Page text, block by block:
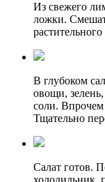
Из свежего
ложки.
растительного
В глубоком
овощи,
соли. Впрочем
Тщательно
Салат готов.